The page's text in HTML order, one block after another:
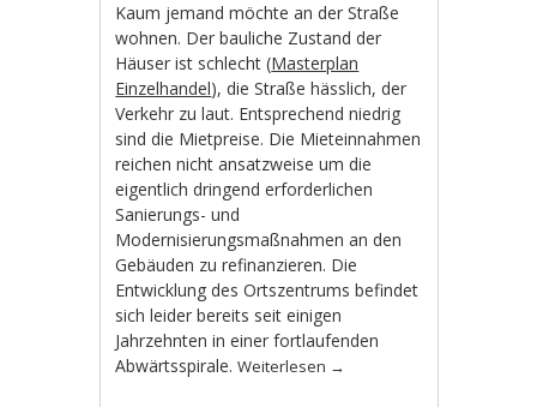
Kaum jemand möchte an der Straße
wohnen. Der bauliche Zustand der
Häuser ist schlecht (Masterplan
Einzelhandel), die Straße hässlich, der
Verkehr zu laut. Entsprechend niedrig
sind die Mietpreise. Die Mieteinnahmen
reichen nicht ansatzweise um die
eigentlich dringend erforderlichen
Sanierungs- und
Modernisierungsmaßnahmen an den
Gebäuden zu refinanzieren. Die
Entwicklung des Ortszentrums befindet
sich leider bereits seit einigen
Jahrzehnten in einer fortlaufenden
Abwärtsspirale.Weiterlesen →